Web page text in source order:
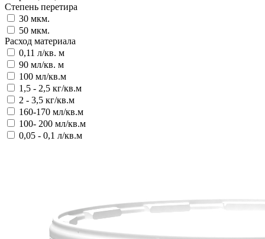
Степень перетира
30 мкм.
50 мкм.
Расход материала
0,11 л/кв. м
90 мл/кв. м
100 мл/кв.м
1,5 - 2,5 кг/кв.м
2 - 3,5 кг/кв.м
160-170 мл/кв.м
100- 200 мл/кв.м
0,05 - 0,1 л/кв.м